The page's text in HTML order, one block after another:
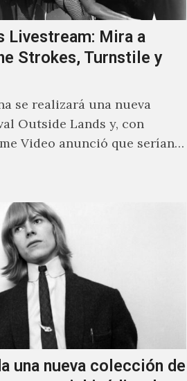
Livestream: Mira a
Strokes, Turnstile y
se realizará una nueva
Outside Lands y, con
Video anunció que serían
una nueva colección de